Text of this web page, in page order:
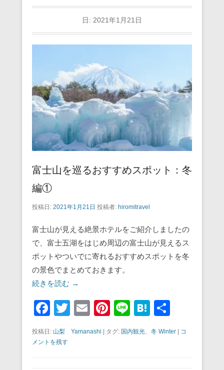
日: 2021年1月21日
富士山を巡るおすすめスポット：冬
編①
投稿日: 2021年1月21日 投稿者: hiromitravel
富士山が見える絶景ホテルをご紹介しましたの
で、富士五湖をはじめ周辺の富士山が見えるス
ポットやついでに寄れるおすすめスポットを冬
の景色でまとめておきます。
続きを読む →
F
a
c
T
wi
E
m
ail
Pi
nt
er
Li
n
e
H
at
e
有
投稿日: 山梨 Yamanashi タグ: 国内観光、 冬 Winter
コ
メントを残す